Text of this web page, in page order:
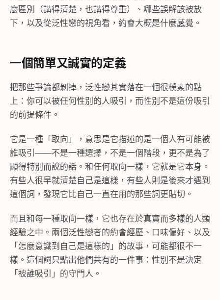
麼區別（講得清楚，也講得尊重）、哪些誤解該被放
下，以及從泛性戀的視角看，約會大概是什麼感覺。
一個簡單又誠實的定義
把那些爭論都剝掉，泛性戀其實落在一個很樸素的點
上：你可以被任何性別的人吸引，而性別不是這份吸引
的前提條件。
它是一種「取向」，意思是它描述的是一個人有可能被
誰吸引——不是一種選擇，不是一個階段，更不是為了
顯得特別而說的話。和任何取向一樣，它就是它本身。
有些人很早就清楚自己是這樣，有些人則是後來才遇到
這個詞，發現它比自己一直在用的那些詞更貼切。
而且和每一種取向一樣，它也存在於真實而多樣的人類
經驗之中。兩個泛性戀者的約會經歷、口味偏好、以及
「怎麼意識到自己是這樣的」的故事，可能都很不一
樣。這個詞只點出他們共有的一件事：性別不是決定
「被誰吸引」的守門人。